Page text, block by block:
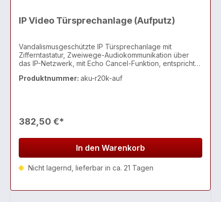
IP Video Türsprechanlage (Aufputz)
Vandalismusgeschützte IP Türsprechanlage mit
Zifferntastatur, Zweiwege-Audiokommunikation über
das IP-Netzwerk, mit Echo Cancel-Funktion, entspricht
Produktnummer: aku-r20k-auf
382,50 €*
In den Warenkorb
Nicht lagernd, lieferbar in ca. 21 Tagen